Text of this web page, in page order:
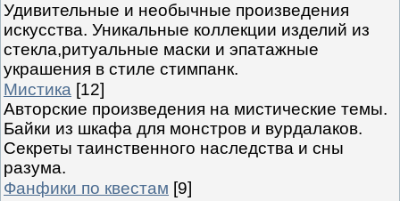
Удивительные и необычные произведения
искусства. Уникальные коллекции изделий из
стекла,ритуальные маски и эпатажные
украшения в стиле стимпанк.
Мистика [12]
Авторские произведения на мистические темы.
Байки из шкафа для монстров и вурдалаков.
Секреты таинственного наследства и сны
разума.
Фанфики по квестам [9]